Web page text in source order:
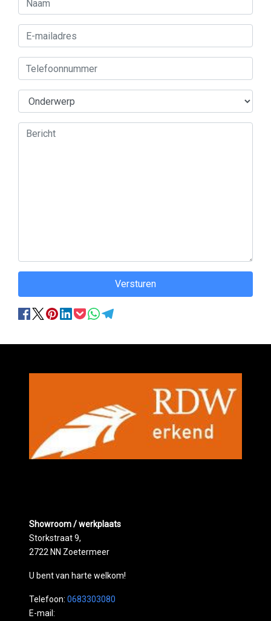
Versturen
Showroom / werkplaats
Storkstraat 9,
2722 NN Zoetermeer
U bent van harte welkom!
Telefoon: 0683303080
E-mail: